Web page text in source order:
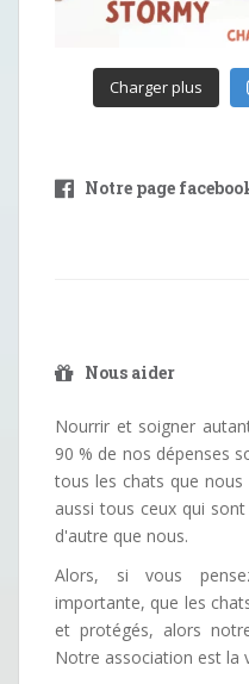
Charger plus
Notre page
Nous aider
Nourrir et soigner
90 % de nos dépenses
tous les chats que
aussi tous ceux qui
d'autre que nous.
Alors, si vous
importante, que les
et protégés, alors
Notre association est la